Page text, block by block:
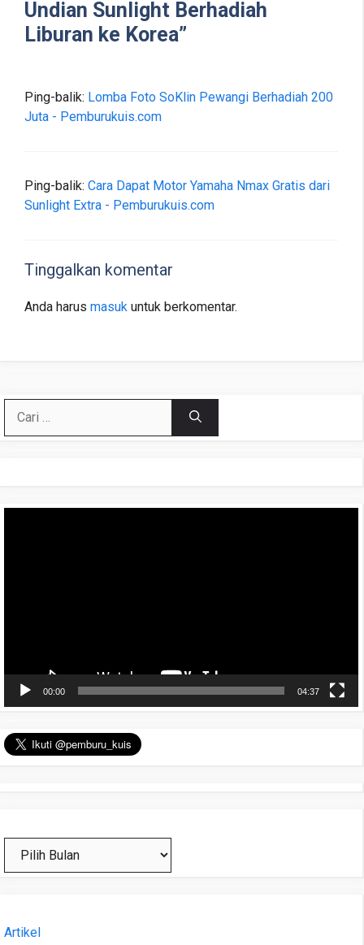
Undian Sunlight Berhadiah
Liburan ke Korea”
Ping-balik: Lomba Foto SoKlin Pewangi Berhadiah 200
Juta - Pemburukuis.com
Ping-balik: Cara Dapat Motor Yamaha Nmax Gratis dari
Sunlight Extra - Pemburukuis.com
Tinggalkan komentar
Anda harus masuk untuk berkomentar.
untuk:
00:00 04:37
Arsip
Artikel